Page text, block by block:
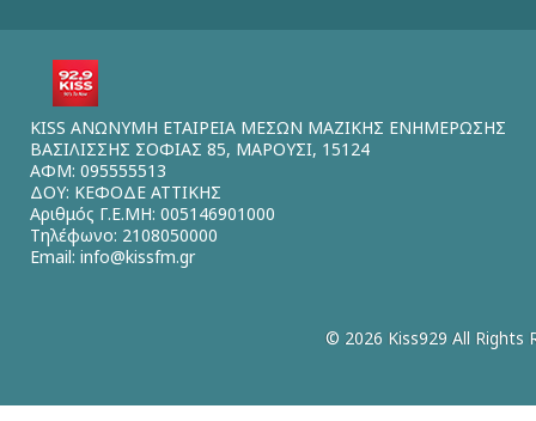
KISS ΑΝΩΝΥΜΗ ΕΤΑΙΡΕΙΑ ΜΕΣΩΝ ΜΑΖΙΚΗΣ ΕΝΗΜΕΡΩΣΗΣ
ΒΑΣΙΛΙΣΣΗΣ ΣΟΦΙΑΣ 85, ΜΑΡΟΥΣΙ, 15124
ΑΦΜ: 095555513
ΔΟΥ: ΚΕΦΟΔΕ ΑΤΤΙΚΗΣ
Αριθμός Γ.Ε.ΜΗ: 005146901000
Τηλέφωνο: 2108050000
Email: info@kissfm.gr
© 2026 Kiss929 All Rights